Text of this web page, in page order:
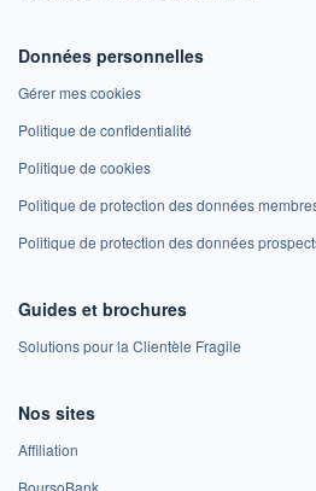
Données personnelles
Gérer mes cookies
Politique de confidentialité
Politique de cookies
Politique de protection des données
Politique de protection des données
Guides et brochures
Solutions pour la Clientèle Fragile
Nos sites
Affiliation
BoursoBank